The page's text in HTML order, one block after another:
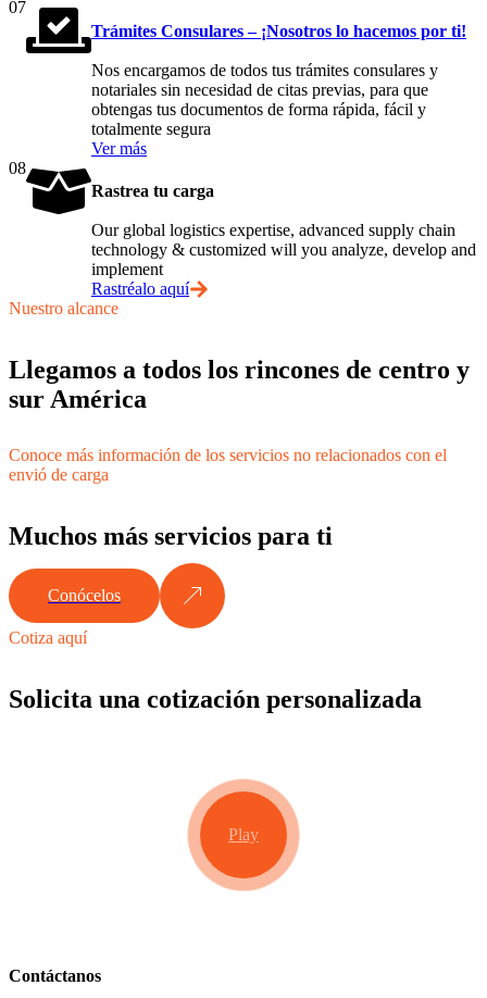
07
Trámites Consulares – ¡Nosotros lo hacemos por ti!
Nos encargamos de todos tus trámites consulares y
notariales sin necesidad de citas previas, para que
obtengas tus documentos de forma rápida, fácil y
totalmente segura
Ver más
08
Rastrea tu carga
Our global logistics expertise, advanced supply chain
technology & customized will you analyze, develop and
implement
Rastréalo aquí
Nuestro alcance
Llegamos a todos los rincones de centro y
sur América
Conoce más información de los servicios no relacionados con el
envió de carga
Muchos más servicios para ti
Conócelos
Cotiza aquí
Solicita una cotización personalizada
Play
Contáctanos